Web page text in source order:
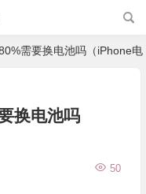
需要换电池吗（iPhone
换电池吗
50